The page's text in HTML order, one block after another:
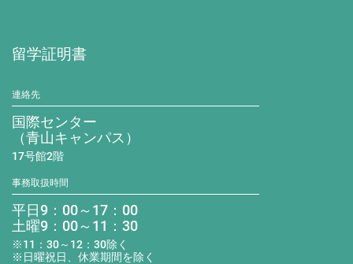
留学証明書
連絡先
国際センター
（青山キャンパス）
17号館2階
事務取扱時間
平日9：00～17：00
土曜9：00～11：30
※11：30～12：30除く
※日曜祝日、休業期間を除く